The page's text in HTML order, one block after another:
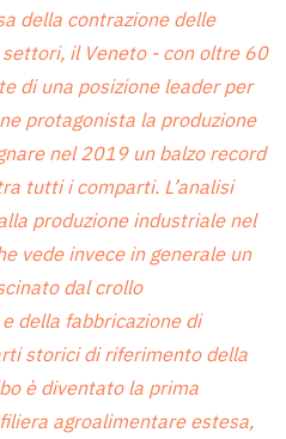
della contrazione delle
il Veneto - con oltre 60
di una posizione leader per
protagonista la produzione
nel 2019 un balzo record
tutti i comparti. L’analisi
produzione industriale nel
vede invece in generale un
dal crollo
della fabbricazione di
storici di riferimento della
è diventato la prima
agroalimentare estesa,